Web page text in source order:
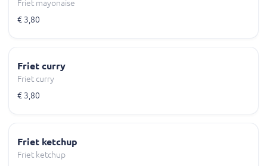
Friet mayonaise
€ 3,80
Friet curry
Friet curry
€ 3,80
Friet ketchup
Friet ketchup